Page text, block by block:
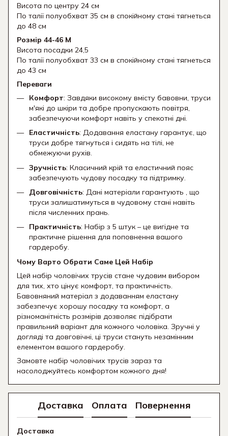
Висота по центру 24 см
По талії полуобхват 35 см в спокійному стані тягнеться
до 48 см
Розмір 44-46 М
Висота посадки 24,5
По талії полуобхват 33 см в спокійному стані тягнеться
до 43 см
Переваги
Комфорт: Завдяки високому вмісту бавовни, труси
м'які до шкіри та добре пропускають повітря,
забезпечуючи комфорт навіть у спекотні дні.
Еластичність: Додавання еластану гарантує, що
труси добре тягнуться і сидять на тілі, не
обмежуючи рухів.
Зручність: Класичний крій та еластичний пояс
забезпечують чудову посадку та підтримку.
Довговічність: Дані матеріали гарантують , що
труси залишатимуться в чудовому стані навіть
після численних прань.
Практичність: Набір з 5 штук – це вигідне та
практичне рішення для поповнення вашого
гардеробу.
Чому Варто Обрати Саме Цей Набір
Цей набір чоловічих трусів стане чудовим вибором
для тих, хто цінує комфорт, та практичність.
Бавовняний матеріал з додаванням еластану
забезпечує хорошу посадку та комфорт, а
різноманітність розмірів дозволяє підібрати
правильний варіант для кожного чоловіка. Зручні у
догляді та довговічні, ці труси стануть незамінним
елементом вашого гардеробу.
Замовте набір чоловічих трусів зараз та
насолоджуйтесь комфортом кожного дня!
Доставка Оплата Повернення
Доставка